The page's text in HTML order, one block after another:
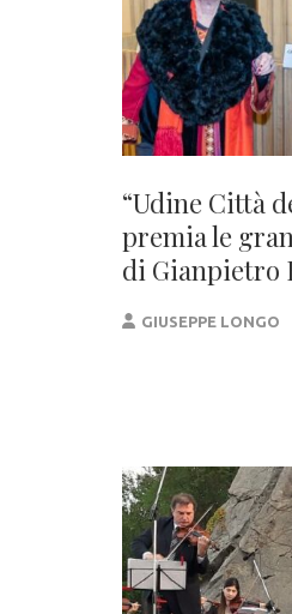
“Udine Città
premia le
di Gianpietro
GIUSEPPE LONGO